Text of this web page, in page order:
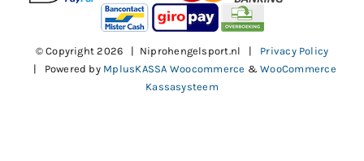
© Copyright2026 | Niprohengelsport.nl | Privacy Policy
| Powered by MplusKASSA Woocommerce &WooCommerce
Kassasysteem